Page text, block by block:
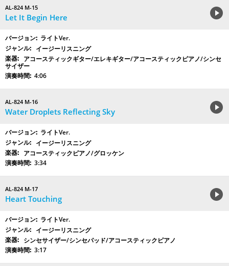
AL-824 M-15
Let It Begin Here
ライトVer.
イージーリスニング
アコースティックギター/エレキギター/アコースティックピアノ/シンセ
サイザー
4:06
AL-824 M-16
Water Droplets Reflecting Sky
ライトVer.
イージーリスニング
アコースティックピアノ/グロッケン
3:34
AL-824 M-17
Heart Touching
ライトVer.
イージーリスニング
シンセサイザー/シンセパッド/アコースティックピアノ
3:17